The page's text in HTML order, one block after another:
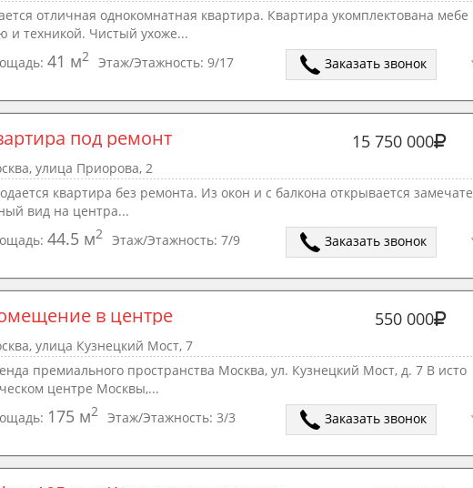
отличная однокомнатная квартира. Квартира укомплектована мебе
и техникой. Чистый ухоже...
41 м2 Этаж/Этажность: 9/17 Заказать звонок
под ремонт 15 750 000
улица Приорова, 2
квартира без ремонта. Из окон и с балкона открывается замечате
вид на центра...
44.5 м2 Этаж/Этажность: 7/9 Заказать звонок
в центре 550 000
улица Кузнецкий Мост, 7
премиального пространства Москва, ул. Кузнецкий Мост, д. 7 В исто
центре Москвы,...
175 м2 Этаж/Этажность: 3/3 Заказать звонок